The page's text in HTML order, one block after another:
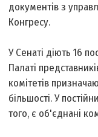
документів з
Конгресу.
У Сенаті діють 16
Палаті
комітетів
більшості. У
того, є об'єднані